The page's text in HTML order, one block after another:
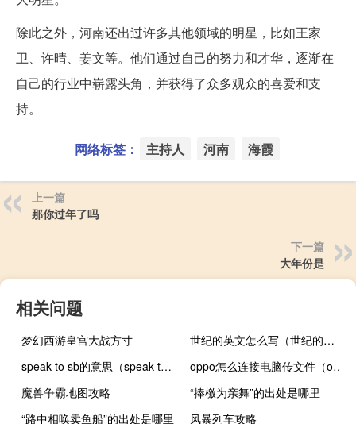
除此之外，河南还出过许多其他领域的明星，比如王家
卫、许晴、姜文等。他们通过自己的努力和才华，逐渐在
自己的行业中崭露头角，并获得了众多观众的喜爱和支
持。
网络标签： 主持人 河南 海霞
上一篇
那你过年了吗
下一篇
大年份是
相关问题
梦幻西游皇宫大战方寸
世纪的英文怎么写（世纪的英文）
speak to sb的意思（speak to sb）
oppo怎么连接电脑传文件（oppo怎么连接电脑）
魔兽争霸地图攻略
“捧檄为亲舞”的出处是哪里
“路中相唤卖鱼船”的出处是哪里
风暴列车攻略